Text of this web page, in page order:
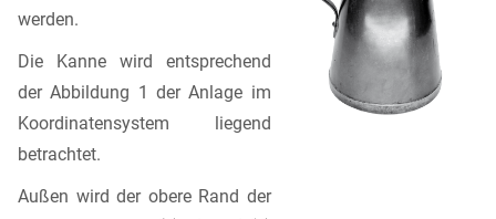
werden.
Die Kanne wird entsprechend
der Abbildung 1 der Anlage im
Koordinatensystem liegend
betrachtet.
Außen wird der obere Rand der